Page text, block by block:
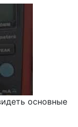
основные